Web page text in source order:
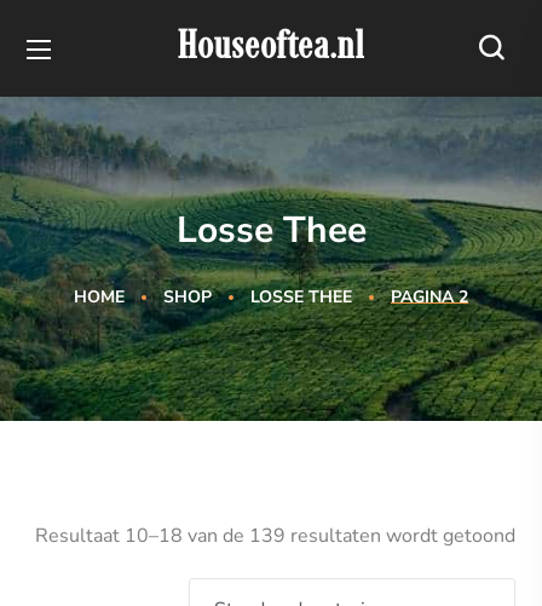
Houseoftea.nl
Losse Thee
HOME SHOP LOSSE THEE PAGINA 2
Resultaat 10–18 van de 139 resultaten wordt getoond